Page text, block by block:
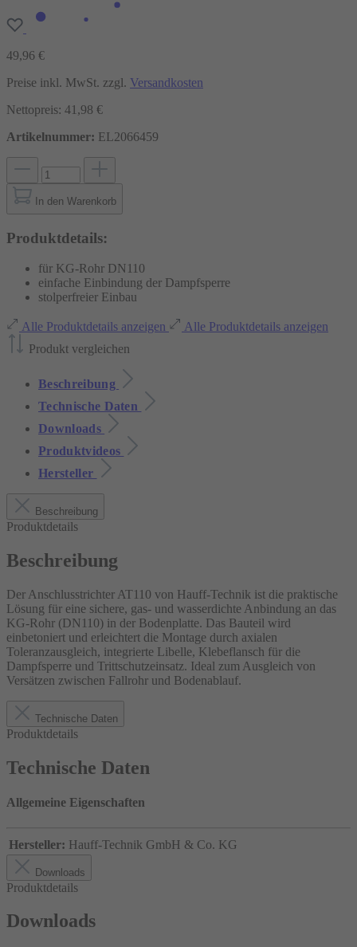
49,96 €
Preise inkl. MwSt. zzgl. Versandkosten
Nettopreis: 41,98 €
Artikelnummer: EL2066459
In den Warenkorb
Produktdetails:
für KG-Rohr DN110
einfache Einbindung der Dampfsperre
stolperfreier Einbau
Alle Produktdetails anzeigen
Alle Produktdetails anzeigen
Produkt vergleichen
Beschreibung
Technische Daten
Downloads
Produktvideos
Hersteller
Beschreibung
Produktdetails
Beschreibung
Der Anschlusstrichter AT110 von Hauff-Technik ist die praktische
Lösung für eine sichere, gas- und wasserdichte Anbindung an das
KG-Rohr (DN110) in der Bodenplatte. Das Bauteil wird
einbetoniert und erleichtert die Montage durch axialen
Toleranzausgleich, integrierte Libelle, Klebeflansch für die
Dampfsperre und Trittschutzeinsatz. Ideal zum Ausgleich von
Versätzen zwischen Fallrohr und Bodenablauf.
Technische Daten
Produktdetails
Technische Daten
Allgemeine Eigenschaften
Hersteller: Hauff-Technik GmbH & Co. KG
Downloads
Produktdetails
Downloads